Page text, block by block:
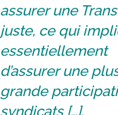
assurer une
juste, ce qui
essentiellement
d’assurer une
grande
syndicats […].